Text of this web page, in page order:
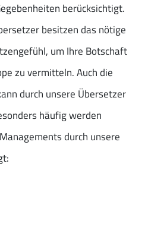
berücksichtigt.
besitzen das nötige
um Ihre Botschaft
zu vermitteln. Auch die
durch unsere Übersetzer
häufig werden
durch unsere